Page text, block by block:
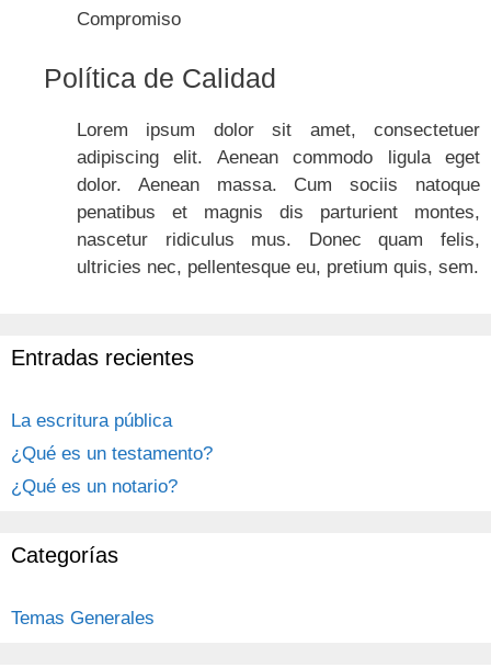
Compromiso
Política de Calidad
Lorem ipsum dolor sit amet, consectetuer
adipiscing elit. Aenean commodo ligula eget
dolor. Aenean massa. Cum sociis natoque
penatibus et magnis dis parturient montes,
nascetur ridiculus mus. Donec quam felis,
ultricies nec, pellentesque eu, pretium quis, sem.
Entradas recientes
La escritura pública
¿Qué es un testamento?
¿Qué es un notario?
Categorías
Temas Generales